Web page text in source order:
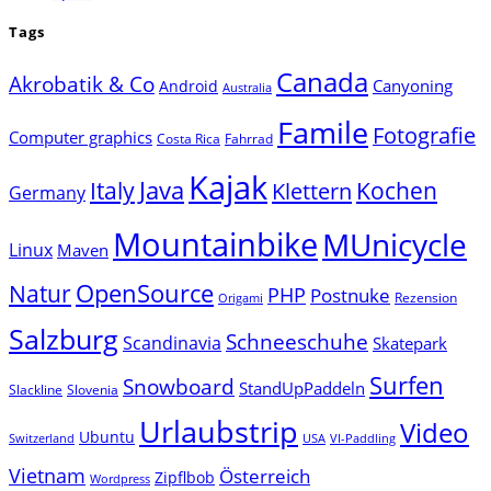
Tags
Akrobatik & Co Android Australia Canada Canyoning
Computer graphics Costa Rica Fahrrad Famile Fotografie
Germany Italy Java Kajak Klettern Kochen
Linux Maven MountainbikeMUnicycle
NaturOpenSource Origami PHP Postnuke Rezension
SalzburgScandinavia Schneeschuhe Skatepark
Slackline Slovenia Snowboard StandUpPaddeln Surfen
Switzerland Ubuntu Urlaubstrip USA VI-Paddling Video
Vietnam Wordpress Zipflbob Österreich